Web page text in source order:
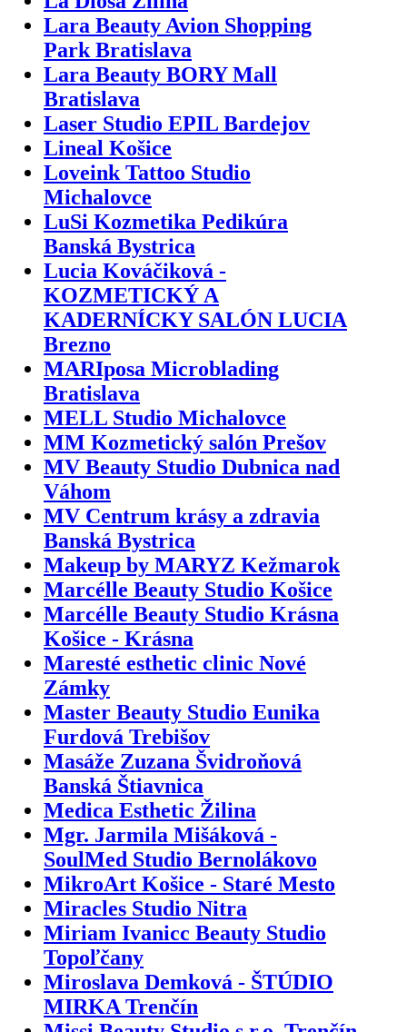
Lara Beauty Avion Shopping
Park Bratislava
Lara Beauty BORY Mall
Bratislava
Laser Studio EPIL Bardejov
Lineal Košice
Loveink Tattoo Studio
Michalovce
LuSi Kozmetika Pedikúra
Banská Bystrica
Lucia Kováčiková -
KOZMETICKÝ A
KADERNÍCKY SALÓN LUCIA
Brezno
MARIposa Microblading
Bratislava
MELL Studio Michalovce
MM Kozmetický salón Prešov
MV Beauty Studio Dubnica nad
Váhom
MV Centrum krásy a zdravia
Banská Bystrica
Makeup by MARYZ Kežmarok
Marcélle Beauty Studio Košice
Marcélle Beauty Studio Krásna
Košice - Krásna
Maresté esthetic clinic Nové
Zámky
Master Beauty Studio Eunika
Furdová Trebišov
Masáže Zuzana Švidroňová
Banská Štiavnica
Medica Esthetic Žilina
Mgr. Jarmila Mišáková -
SoulMed Studio Bernolákovo
MikroArt Košice - Staré Mesto
Miracles Studio Nitra
Miriam Ivanicc Beauty Studio
Topoľčany
Miroslava Demková - ŠTÚDIO
MIRKA Trenčín